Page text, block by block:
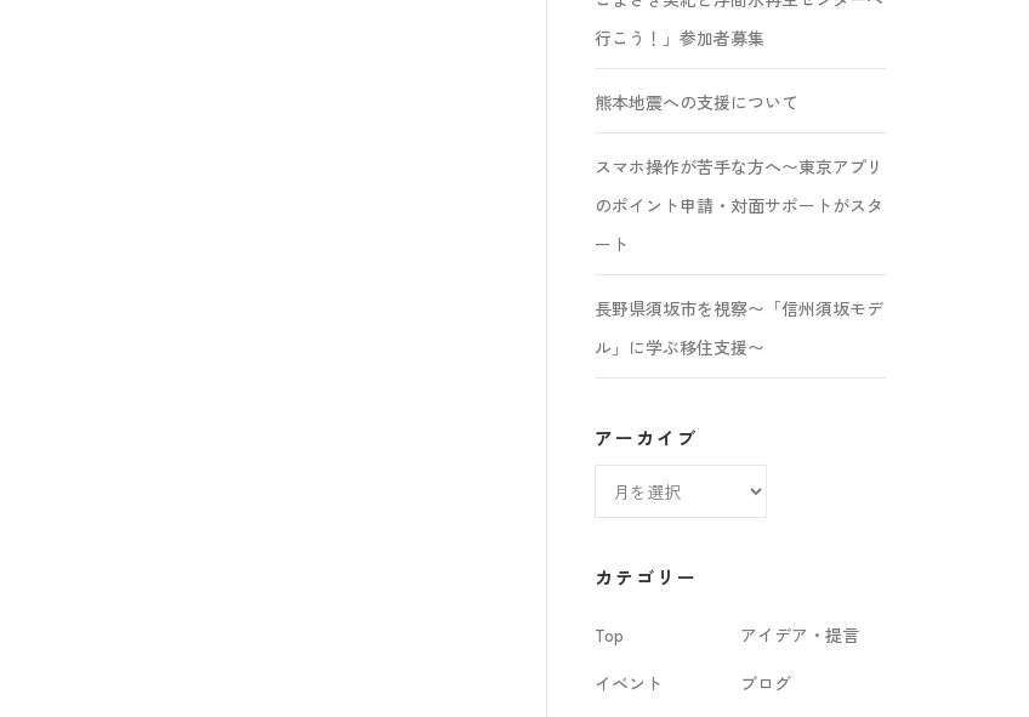
行こう！」参加者募集
熊本地震への支援について
スマホ操作が苦手な方へ〜東京アプリ
のポイント申請・対面サポートがスタ
ート
長野県須坂市を視察〜「信州須坂モデ
ル」に学ぶ移住支援〜
アーカイブ
ブ
カテゴリー
Top
アイデア・提言
イベント
ブログ